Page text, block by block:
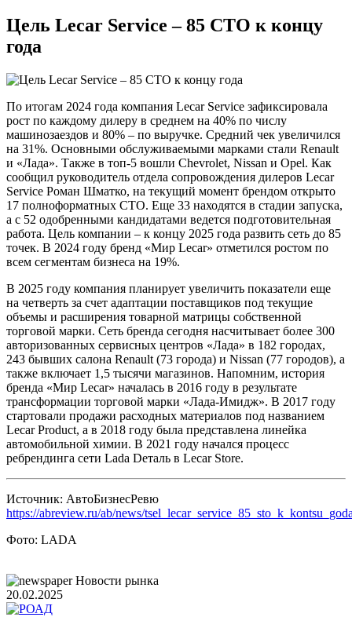
Цель Lecar Service – 85 СТО к концу
года
По итогам 2024 года компания Lecar Service зафиксировала
рост по каждому дилеру в среднем на 40% по числу
машинозаездов и 80% – по выручке. Средний чек увеличился
на 31%. Основными обслуживаемыми марками стали Renault
и «Лада». Также в топ-5 вошли Chevrolet, Nissan и Opel. Как
сообщил руководитель отдела сопровождения дилеров Lecar
Service Роман Шматко, на текущий момент брендом открыто
17 полноформатных СТО. Еще 33 находятся в стадии запуска,
а с 52 одобренными кандидатами ведется подготовительная
работа. Цель компании – к концу 2025 года развить сеть до 85
точек. В 2024 году бренд «Мир Lecar» отметился ростом по
всем сегментам бизнеса на 19%.
В 2025 году компания планирует увеличить показатели еще
на четверть за счет адаптации поставщиков под текущие
объемы и расширения товарной матрицы собственной
торговой марки. Сеть бренда сегодня насчитывает более 300
авторизованных сервисных центров «Лада» в 182 городах,
243 бывших салона Renault (73 города) и Nissan (77 городов), а
также включает 1,5 тысячи магазинов. Напомним, история
бренда «Мир Lecar» началась в 2016 году в результате
трансформации торговой марки «Лада-Имидж». В 2017 году
стартовали продажи расходных материалов под названием
Lecar Product, а в 2018 году была представлена линейка
автомобильной химии. В 2021 году начался процесс
ребрендинга сети Lada Dеталь в Lecar Store.
Источник: АвтоБизнесРевю
https://abreview.ru/ab/news/
Фото: LADA
Новости рынка
20.02.2025